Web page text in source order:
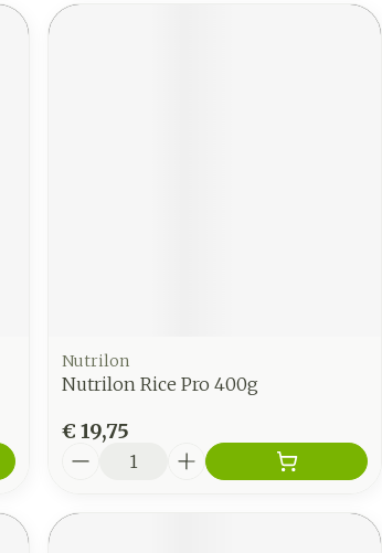
Nutrilon
Nutrilon Rice Pro 400g
€ 19,75